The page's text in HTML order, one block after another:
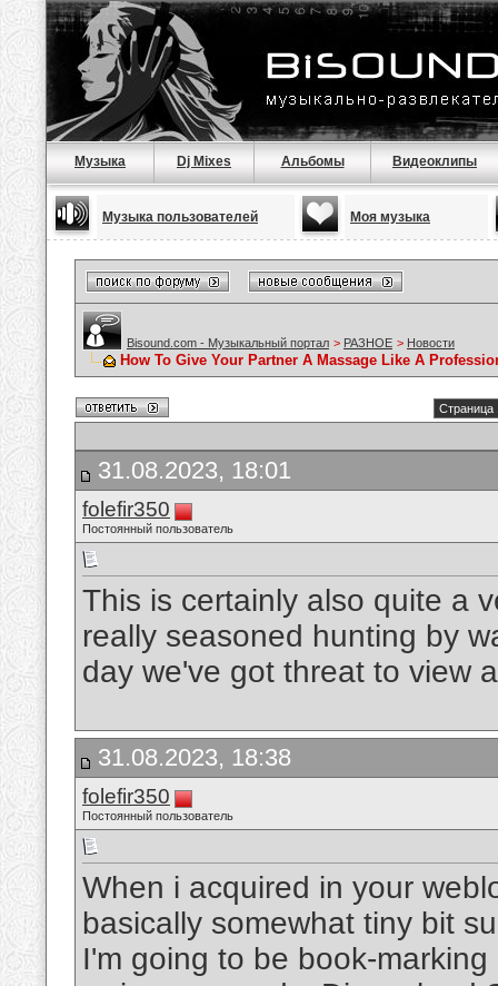
Музыка Dj Mixes Альбомы Видеоклипы
Музыка пользователей Моя музыка
Bisound.com - Музыкальный портал > РАЗНОЕ > Новости
How To Give Your Partner A Massage Like A
Страница
31.08.2023, 18:01
folefir350
Постоянный пользователь
This is certainly also quite a
really seasoned hunting by
day we've got threat to view
31.08.2023, 18:38
folefir350
Постоянный пользователь
When i acquired in your
basically somewhat tiny bit
I'm going to be book-